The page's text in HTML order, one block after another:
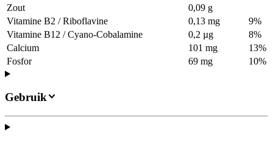
Zout
0,09 g
Vitamine B2 / Riboflavine
0,13 mg
9%
Vitamine B12 / Cyano-Cobalamine
0,2 µg
8%
Calcium
101 mg
13%
Fosfor
69 mg 10%
Gebruik